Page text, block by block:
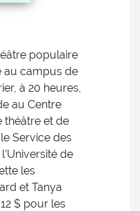
populaire
au campus de
à 20 heures,
au Centre
théâtre et de
Service des
de
les
et Tanya
$ pour les